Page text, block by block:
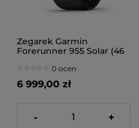
Zegarek Garmin
Forerunner 955 Solar (46
0 ocen
6 999,00 zł
- +